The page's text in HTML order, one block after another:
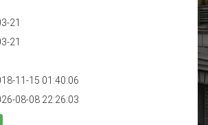
21
21
11-15 01:40:06
08-08 22:26:03